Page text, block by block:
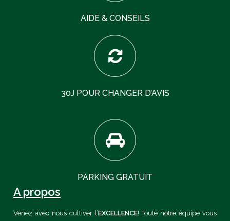
AIDE & CONSEILS
30J POUR CHANGER D’AVIS
PARKING GRATUIT
A propos
Venez avec nous cultiver l’EXCELLENCE! Toute notre équipe vous